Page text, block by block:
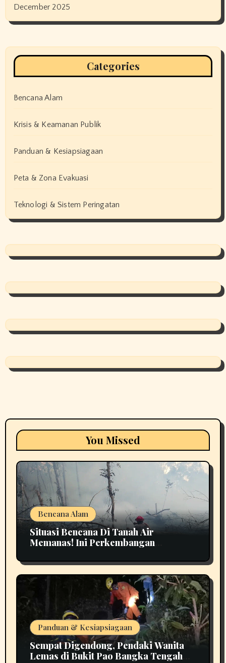
December 2025
Categories
Bencana Alam
Krisis & Keamanan Publik
Panduan & Kesiapsiagaan
Peta & Zona Evakuasi
Teknologi & Sistem Peringatan
You Missed
Bencana Alam
Situasi Bencana Di Tanah Air
Memanas! Ini Perkembangan
Panduan & Kesiapsiagaan
Sempat Digendong, Pendaki Wanita
Lemas di Bukit Pao Bangka Tengah